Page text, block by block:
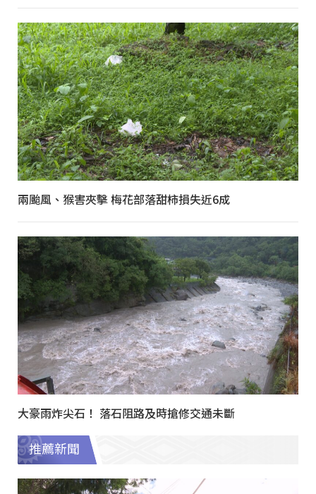
兩颱風、猴害夾擊 梅花部落甜柿損失近6成
大豪雨炸尖石！ 落石阻路及時搶修交通未斷
推薦新聞